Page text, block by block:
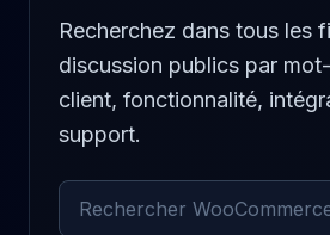
Recherchez dans tous les
discussion publics par
client, fonctionnalité,
support.
Rechercher dans les